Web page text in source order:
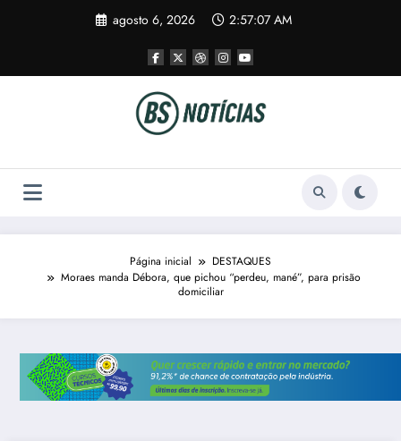
agosto 6, 2026 2:57:08 AM
Página inicial
DESTAQUES
Moraes manda Débora, que pichou “perdeu, mané”, para prisão
domiciliar